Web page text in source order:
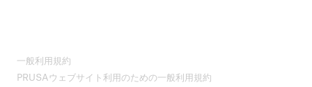
一般利用規約
PRUSAウェブサイト利用のための一般利用規約